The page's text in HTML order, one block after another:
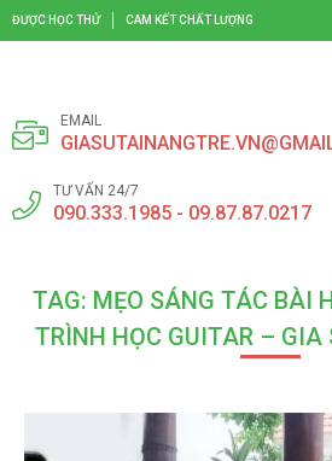
ĐƯỢC HỌC THỬ CAM KẾT CHẤT LƯỢNG
EMAIL
TƯ VẤN 24/7
090.333.1985 - 09.87.87.0217
TAG: MẸO SÁNG TÁC BÀI
TRÌNH HỌC GUITAR – GIA